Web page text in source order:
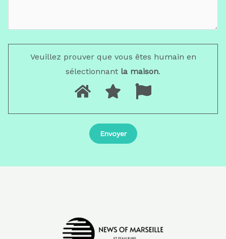
Veuillez prouver que vous êtes humain en
sélectionnant la maison.